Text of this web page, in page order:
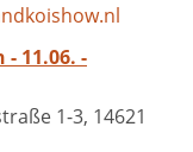
11.06. -
1-3, 14621